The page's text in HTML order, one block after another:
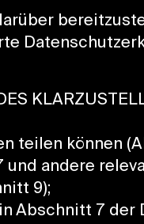
teilen können
andere
9);
Abschnitt 7